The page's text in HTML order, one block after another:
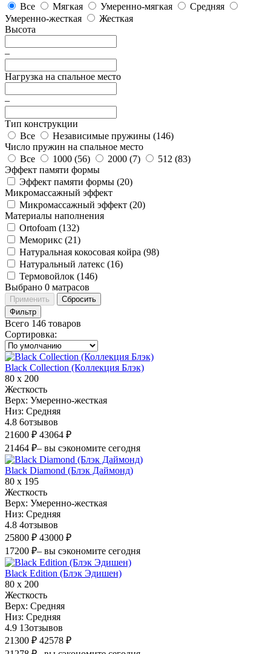
Все
Мягкая Умеренно-мягкая
Средняя
Умеренно-жесткая
Жесткая
Высота
–
Нагрузка на спальное место
–
Тип конструкции
Все
Независимые пружины (146)
Число пружин на спальное место
Все
1000 (56) 2000 (7) 512 (83)
Эффект памяти формы
Эффект памяти формы (20)
Микромассажный эффект
Микромассажный эффект (20)
Материалы наполнения
Ortofoam (132)
Меморикс (21)
Натуральная кокосовая койра (98)
Натуральный латекс (16)
Термовойлок (146)
Выбрано 0 матрасов
Применить
Сбросить
Фильтр
Всего 146 товаров
Сортировка:
Black Collection (Коллекция Блэк)
80 х 200
Жесткость
Верх: Умеренно-жесткая
Низ: Средняя
4.8 6отзывов
21600 ₽ 43064 ₽
21464 ₽– вы сэкономите сегодня
Black Diamond (Блэк Даймонд)
80 х 195
Жесткость
Верх: Умеренно-жесткая
Низ: Средняя
4.8 4отзывов
25800 ₽ 43000 ₽
17200 ₽– вы сэкономите сегодня
Black Edition (Блэк Эдишен)
80 х 200
Жесткость
Верх: Средняя
Низ: Средняя
4.9 13отзывов
21300 ₽ 42578 ₽